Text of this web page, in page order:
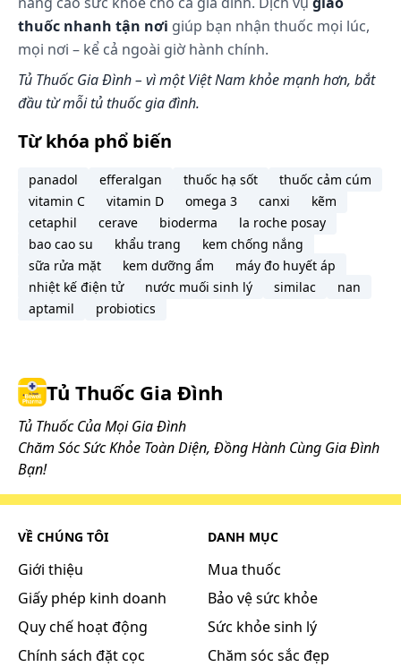
thuốc nhanh tận nơi giúp bạn nhận thuốc mọi lúc,
mọi nơi – kể cả ngoài giờ hành chính.
Tủ Thuốc Gia Đình – vì một Việt Nam khỏe mạnh hơn, bắt
đầu từ mỗi tủ thuốc gia đình.
Từ khóa phổ biến
panadol efferalgan thuốc hạ sốt
thuốc cảm cúm
vitamin C
vitamin D omega 3 canxi
kẽm
cetaphil
cerave bioderma
la roche posay
bao cao su
khẩu trang
kem chống nắng
sữa rửa mặt
kem dưỡng ẩm
máy đo huyết áp
nhiệt kế điện tử
nước muối sinh lý similac
nan
aptamil
probiotics
Tủ Thuốc Gia Đình
Tủ Thuốc Của Mọi Gia Đình
Chăm Sóc Sức Khỏe Toàn Diện, Đồng Hành Cùng Gia Đình
Bạn!
VỀ CHÚNG TÔI
Giới thiệu
Giấy phép kinh doanh
Quy chế hoạt động
Chính sách đặt cọc
DANH MỤC
Mua thuốc
Bảo vệ sức khỏe
Sức khỏe sinh lý
Chăm sóc sắc đẹp